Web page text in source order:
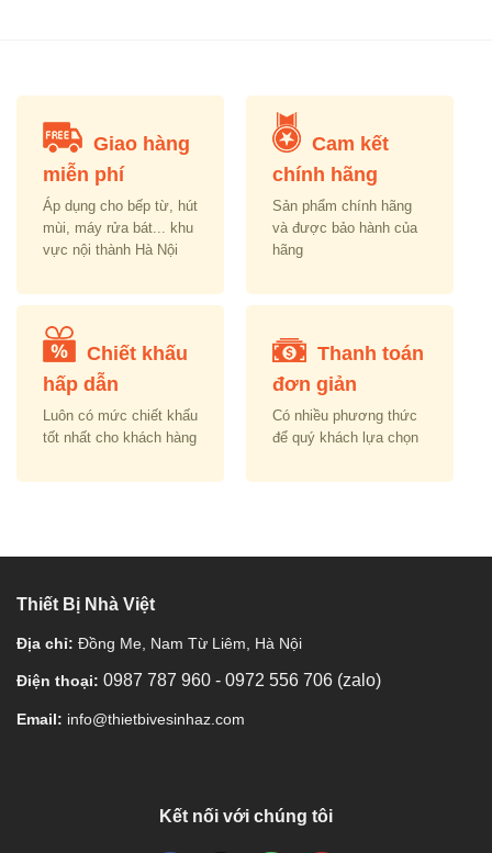
Giao hàng
miễn phí
Áp dụng cho bếp từ, hút
mùi, máy rửa bát... khu
vực nội thành Hà Nội
Cam kết
chính hãng
Sản phẩm chính hãng
và được bảo hành của
hãng
Chiết khấu
hấp dẫn
Luôn có mức chiết khấu
tốt nhất cho khách hàng
Thanh toán
đơn giản
Có nhiều phương thức
để quý khách lựa chọn
Thiết Bị Nhà Việt
Địa chỉ: Đồng Me, Nam Từ Liêm, Hà Nội
Điện thoại: 0987 787 960 - 0972 556 706 (zalo)
Email: info@thietbivesinhaz.com
Kết nối với chúng tôi